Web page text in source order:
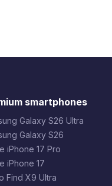
smartphones
Galaxy S26 Ultra
Galaxy S26
iPhone 17 Pro
iPhone 17
Find X9 Ultra